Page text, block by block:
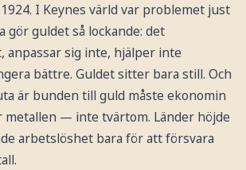
I Keynes värld var problemet just
gör guldet så lockande: det
anpassar sig inte, hjälper inte
bättre. Guldet sitter bara still. Och
är bunden till guld måste ekonomin
metallen — inte tvärtom. Länder höjde
arbetslöshet bara för att försvara